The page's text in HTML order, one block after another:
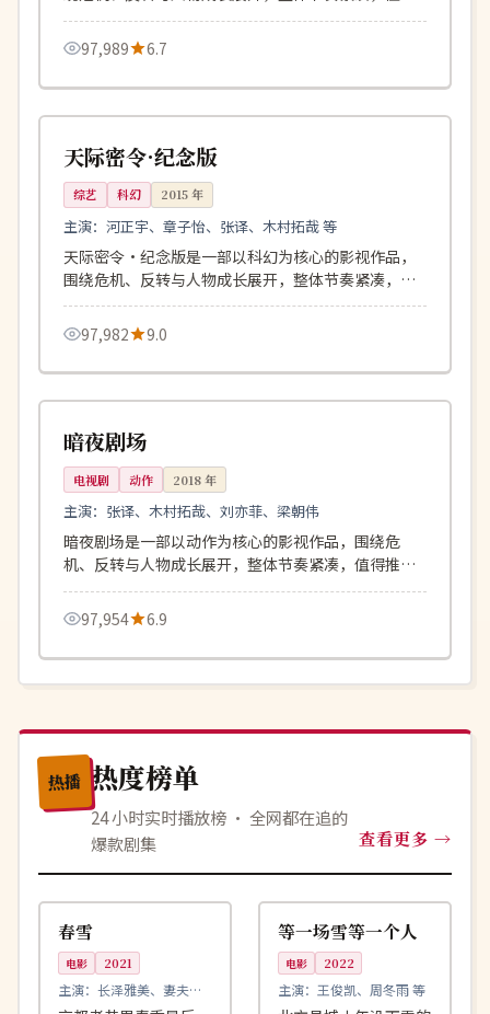
推荐观看。
97,989
6.7
美国
独播 153分钟
天际密令·纪念版
综艺 科幻 2015年
主演：河正宇、章子怡、张译、木村拓哉 等
天际密令·纪念版是一部以科幻为核心的影视作品，
围绕危机、反转与人物成长展开，整体节奏紧凑，值
得推荐观看。
97,982
9.0
英国
高分 156分钟
暗夜剧场
电视剧 动作 2018年
主演： 张译、木村拓哉、刘亦菲、梁朝伟
暗夜剧场是一部以动作为核心的影视作品，围绕危
机、反转与人物成长展开，整体节奏紧凑，值得推荐
观看。
97,954
6.9
热播 热度榜单
24 小时实时播放榜 · 全网都在追的
爆款剧集
查看更多
日本
99:08
春雪
电影 2021
主演： 长泽雅美、妻夫木
聪 等
中国
99:55
等一场雪等一个人
电影 2022
主演： 王俊凯、周冬雨 等